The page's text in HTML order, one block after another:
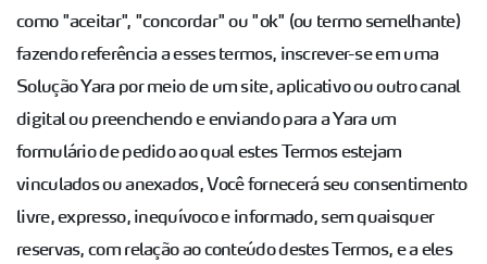
como "aceitar", "concordar" ou "ok" (ou termo semelhante)
fazendo referência a esses termos, inscrever-se em uma
Solução Yara por meio de um site, aplicativo ou outro canal
digital ou preenchendo e enviando para a Yara um
formulário de pedido ao qual estes Termos estejam
vinculados ou anexados, Você fornecerá seu consentimento
livre, expresso, inequívoco e informado, sem quaisquer
reservas, com relação ao conteúdo destes Termos, e a eles